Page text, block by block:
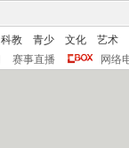
科教 青少 文化
艺术
赛事直播 网络